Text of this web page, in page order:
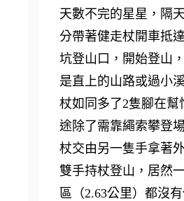
天數不完的星星，隔
分帶著健走杖開車抵
坑登山口，開始登山
是直上的山路或過小
杖如同多了2隻腳在幫
途除了需靠繩索攀登
杖交由另一隻手拿著
雙手持杖登山，居然
區（2.63公里）都沒